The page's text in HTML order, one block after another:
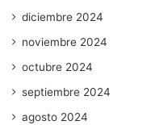
diciembre 2024
noviembre 2024
octubre 2024
septiembre 2024
agosto 2024